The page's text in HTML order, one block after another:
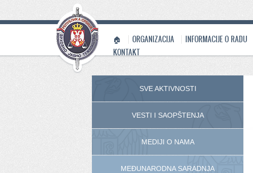
🏠 ORGANIZACIJA INFORMACIJE O RADU
KONTAKT
SVE AKTIVNOSTI
VESTI I SAOPŠTENJA
MEDIJI O NAMA
MEĐUNARODNA SARADNJA